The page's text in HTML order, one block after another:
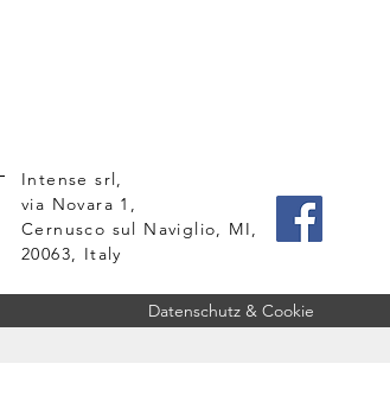
Intense srl,
via Novara 1,
Cernusco sul Naviglio, MI,
20063, Italy
Datenschutz & Cookie